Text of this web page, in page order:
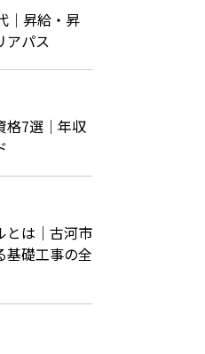
｜昇給・昇
アパス
格7選｜年収
とは｜古河市
基礎工事の全